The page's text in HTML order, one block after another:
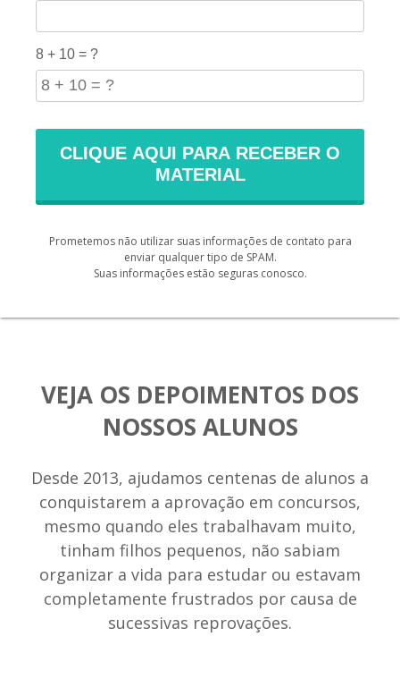
8 + 10 = ?
Prometemos não utilizar suas informações de contato para
enviar qualquer tipo de SPAM.
Suas informações estão seguras conosco.
VEJA OS DEPOIMENTOS DOS
NOSSOS ALUNOS
Desde 2013, ajudamos centenas de alunos a
conquistarem a aprovação em concursos,
mesmo quando eles trabalhavam muito,
tinham filhos pequenos, não sabiam
organizar a vida para estudar ou estavam
completamente frustrados por causa de
sucessivas reprovações.